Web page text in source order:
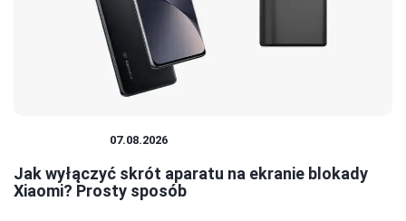
07.08.2026
Jak wyłączyć skrót aparatu na ekranie blokady
Xiaomi? Prosty sposób